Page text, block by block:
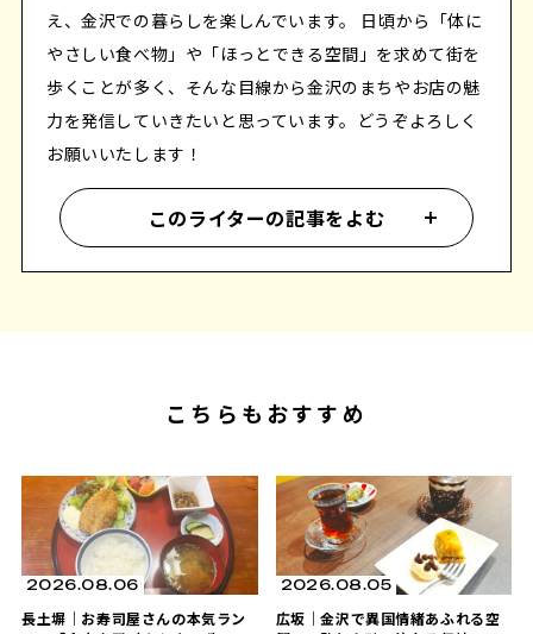
え、金沢での暮らしを楽しんでいます。 日頃から「体に
やさしい食べ物」や「ほっとできる空間」を求めて街を
歩くことが多く、そんな目線から金沢のまちやお店の魅
力を発信していきたいと思っています。どうぞよろしく
お願いいたします！
このライターの記事をよむ
こちらもおすすめ
2026.08.06
長土塀｜お寿司屋さんの本気ラン
2026.08.05
広坂｜金沢で異国情緒あふれる空